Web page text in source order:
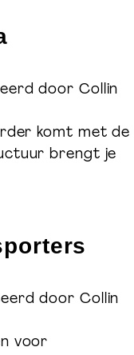
door Collin
komt met de
brengt je
door Collin
voor